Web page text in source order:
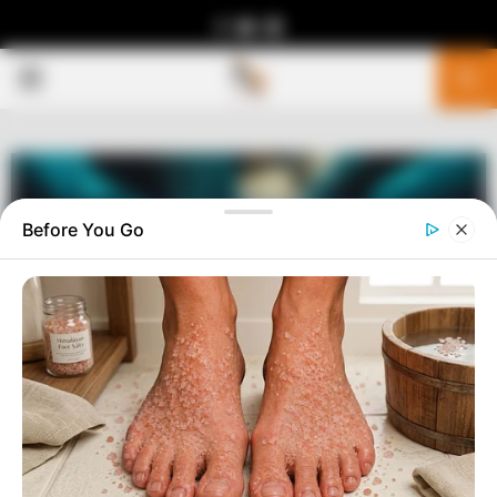
MENU
Before You Go